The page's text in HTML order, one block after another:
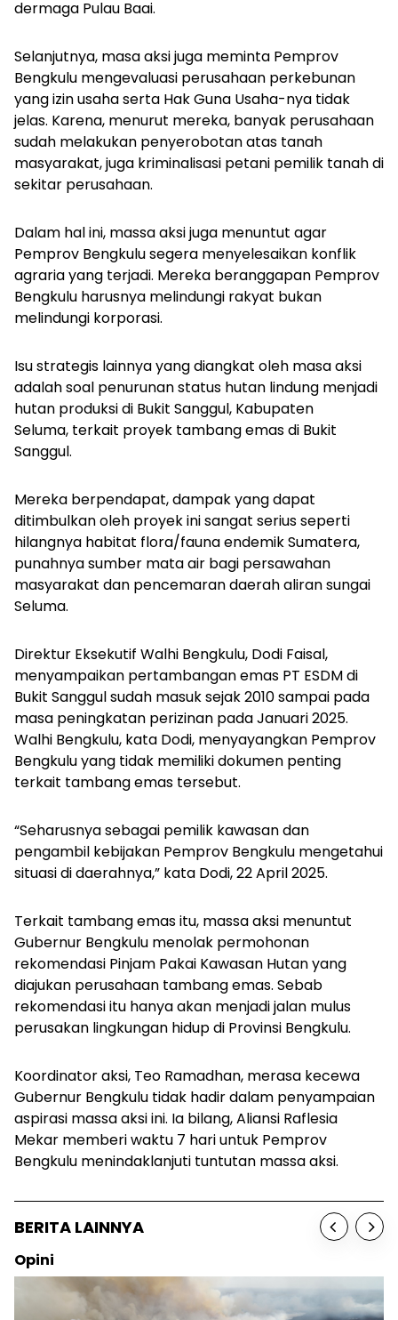
dermaga Pulau Baai.
Selanjutnya, masa aksi juga meminta Pemprov
Bengkulu mengevaluasi perusahaan perkebunan
yang izin usaha serta Hak Guna Usaha-nya tidak
jelas. Karena, menurut mereka, banyak perusahaan
sudah melakukan penyerobotan atas tanah
masyarakat, juga kriminalisasi petani pemilik tanah di
sekitar perusahaan.
Dalam hal ini, massa aksi juga menuntut agar
Pemprov Bengkulu segera menyelesaikan konflik
agraria yang terjadi. Mereka beranggapan Pemprov
Bengkulu harusnya melindungi rakyat bukan
melindungi korporasi.
Isu strategis lainnya yang diangkat oleh masa aksi
adalah soal penurunan status hutan lindung menjadi
hutan produksi di Bukit Sanggul, Kabupaten
Seluma, terkait proyek tambang emas di Bukit
Sanggul.
Mereka berpendapat, dampak yang dapat
ditimbulkan oleh proyek ini sangat serius seperti
hilangnya habitat flora/fauna endemik Sumatera,
punahnya sumber mata air bagi persawahan
masyarakat dan pencemaran daerah aliran sungai
Seluma.
Direktur Eksekutif Walhi Bengkulu, Dodi Faisal,
menyampaikan pertambangan emas PT ESDM di
Bukit Sanggul sudah masuk sejak 2010 sampai pada
masa peningkatan perizinan pada Januari 2025.
Walhi Bengkulu, kata Dodi, menyayangkan Pemprov
Bengkulu yang tidak memiliki dokumen penting
terkait tambang emas tersebut.
“Seharusnya sebagai pemilik kawasan dan
pengambil kebijakan Pemprov Bengkulu mengetahui
situasi di daerahnya,” kata Dodi, 22 April 2025.
Terkait tambang emas itu, massa aksi menuntut
Gubernur Bengkulu menolak permohonan
rekomendasi Pinjam Pakai Kawasan Hutan yang
diajukan perusahaan tambang emas. Sebab
rekomendasi itu hanya akan menjadi jalan mulus
perusakan lingkungan hidup di Provinsi Bengkulu.
Koordinator aksi, Teo Ramadhan, merasa kecewa
Gubernur Bengkulu tidak hadir dalam penyampaian
aspirasi massa aksi ini. Ia bilang, Aliansi Raflesia
Mekar memberi waktu 7 hari untuk Pemprov
Bengkulu menindaklanjuti tuntutan massa aksi.
BERITA LAINNYA
Opini